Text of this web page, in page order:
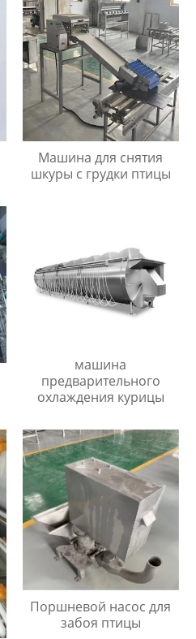
Машина для снятия
шкуры с грудки птицы
машина
предварительного
охлаждения курицы
Поршневой насос для
забоя птицы